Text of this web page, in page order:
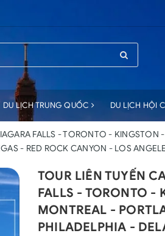
DU LỊCH TRUNG QUỐC DU LỊCH HỘI
FALLS - TORONTO -
- RED ROCK CANYON - LOS
TOUR LIÊN TUYẾN
FALLS - TORONTO -
MONTREAL -
PHILADELPHIA -